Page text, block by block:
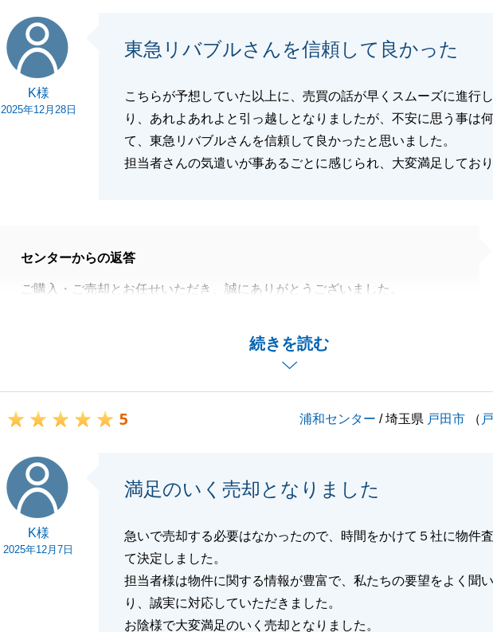
今後とも弊社をご愛顧賜りますよう、お願い申し上げます。
閉じる
K様
2025年12月28日
東急リバブルさんを信頼して良かった
こちらが予想していた以上に、売買の話が早くスムーズに進行
り、あれよあれよと引っ越しとなりましたが、不安に思う事は
て、東急リバブルさんを信頼して良かったと思いました。
担当者さんの気遣いが事あるごとに感じられ、大変満足しており
続きを読む
センターからの返答
ご購入・ご売却とお任せいただき、誠にありがとうございました。
今後とも東急リバブルをよろしくお願い申し上げます。
5 浦和センター / 埼玉県 戸田市 （
K様
2025年12月7日
満足のいく売却となりました
急いで売却する必要はなかったので、時間をかけて５社に物件
て決定しました。
担当者様は物件に関する情報が豊富で、私たちの要望をよく聞
り、誠実に対応していただきました。
お陰様で大変満足のいく売却となりました。